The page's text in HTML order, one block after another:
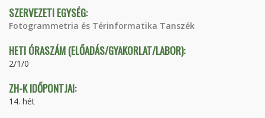
SZERVEZETI EGYSÉG:
Fotogrammetria és Térinformatika Tanszék
HETI ÓRASZÁM (ELŐADÁS/GYAKORLAT/LABOR):
2/1/0
ZH-K IDŐPONTJAI:
14. hét